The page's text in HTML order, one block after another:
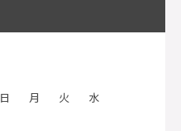
日 月 火 水